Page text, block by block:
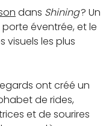
dans Shining? Un
éventrée, et le
visuels les plus
ont créé un
de rides,
et de sourires